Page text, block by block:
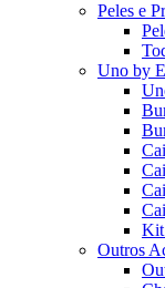
Peles e
Uno by
Kit
Outros